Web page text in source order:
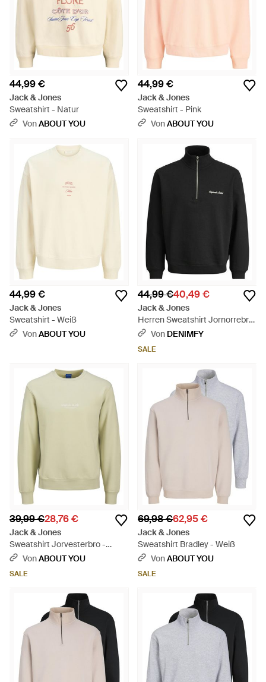
44,99 €
Jack & Jones
Sweatshirt - Natur
VonABOUT YOU
44,99 €
Jack & Jones
Sweatshirt - Pink
VonABOUT YOU
44,99 €
Jack & Jones
Sweatshirt - Weiß
VonABOUT YOU
44,99 €40,49 €
Jack & Jones
Herren Sweatshirt Jornorrebro
Emb Sweat High Neck -
Von DENIMFY
SALE
39,99 €28,76 €
Jack & Jones
Sweatshirt Jorvesterbro -
Natur
VonABOUT YOU
SALE
69,98 €62,95 €
Jack & Jones
Sweatshirt Bradley - Weiß
VonABOUT YOU
SALE